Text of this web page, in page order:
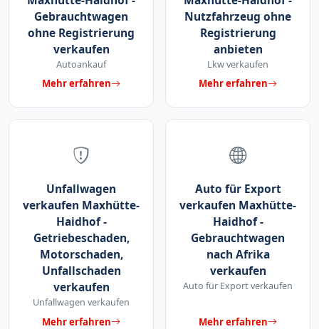
Gebrauchtwagen
ohne Registrierung
verkaufen
Autoankauf
Mehr erfahren
Nutzfahrzeug ohne
Registrierung
anbieten
Lkw verkaufen
Mehr erfahren
Unfallwagen
verkaufen Maxhütte-
Haidhof -
Getriebeschaden,
Motorschaden,
Unfallschaden
verkaufen
Unfallwagen verkaufen
Mehr erfahren
Auto für Export
verkaufen Maxhütte-
Haidhof -
Gebrauchtwagen
nach Afrika
verkaufen
Auto für Export verkaufen
Mehr erfahren